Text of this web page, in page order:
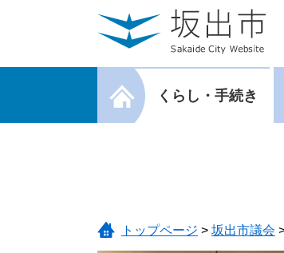
メニューを閉じる
くらし・手続き
トップページ > 坂出市議会